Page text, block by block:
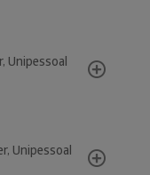
Unipessoal
Unipessoal